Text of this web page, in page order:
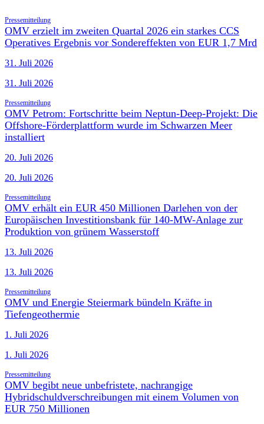
Pressemitteilung
OMV erzielt im zweiten Quartal 2026 ein starkes CCS
Operatives Ergebnis vor Sondereffekten von EUR 1,7 Mrd
31. Juli 2026
31. Juli 2026
Pressemitteilung
OMV Petrom: Fortschritte beim Neptun-Deep-Projekt: Die
Offshore-Förderplattform wurde im Schwarzen Meer
installiert
20. Juli 2026
20. Juli 2026
Pressemitteilung
OMV erhält ein EUR 450 Millionen Darlehen von der
Europäischen Investitionsbank für 140-MW-Anlage zur
Produktion von grünem Wasserstoff
13. Juli 2026
13. Juli 2026
Pressemitteilung
OMV und Energie Steiermark bündeln Kräfte in
Tiefengeothermie
1. Juli 2026
1. Juli 2026
Pressemitteilung
OMV begibt neue unbefristete, nachrangige
Hybridschuldverschreibungen mit einem Volumen von
EUR 750 Millionen